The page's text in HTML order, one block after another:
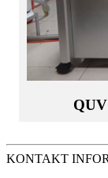
KONTAKT